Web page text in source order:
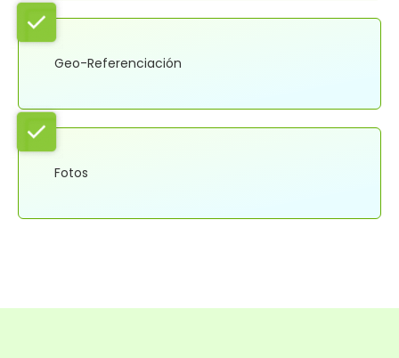
Geo-Referenciación
Fotos